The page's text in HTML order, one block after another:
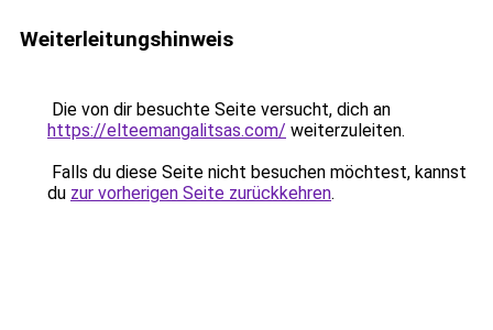
Weiterleitungshinweis
Die von dir besuchte Seite versucht, dich an
https://elteemangalitsas.com/ weiterzuleiten.
Falls du diese Seite nicht besuchen möchtest, kannst
du zur vorherigen Seite zurückkehren.